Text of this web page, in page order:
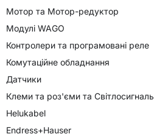
Мотор та Мотор-редуктор
Модулі WAGO
Контролери та програмовані реле
Комутаційне обладнання
Датчики
Клеми та роз'єми та
Helukabel
Endress+Hauser